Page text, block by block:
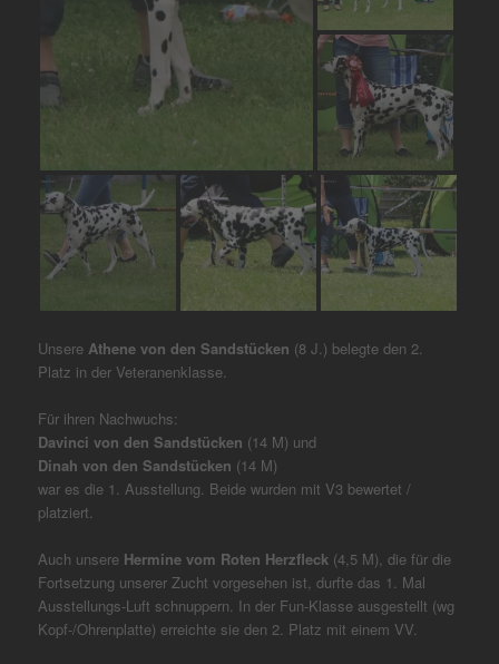
UnsereAthene von den Sandstücken (8 J.) belegte den 2.
Platz in der Veteranenklasse.
Für ihren Nachwuchs:
Davinci von den Sandstücken (14 M) und
Dinah von den Sandstücken (14 M)
war es die 1. Ausstellung. Beide wurden mit V3 bewertet /
platziert.
Auch unsere Hermine vom Roten Herzfleck (4,5 M), die für die
Fortsetzung unserer Zucht vorgesehen ist, durfte das 1. Mal
Ausstellungs-Luft schnuppern. In der Fun-Klasse ausgestellt (wg
Kopf-/Ohrenplatte) erreichte sie den 2. Platz mit einem VV.